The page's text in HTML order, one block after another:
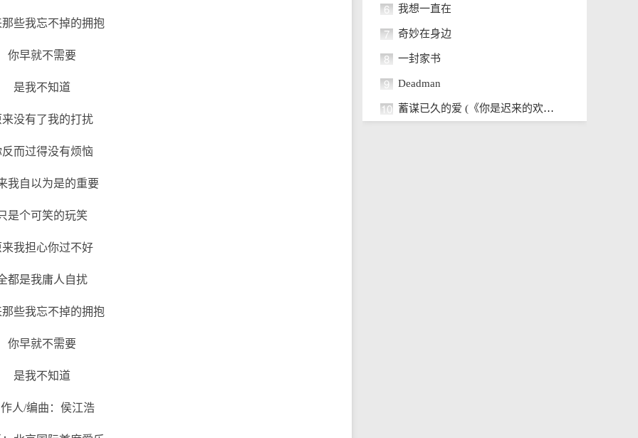
些我忘不掉的拥抱
你早就不需要
是我不知道
来没有了我的打扰
反而过得没有烦恼
我自以为是的重要
是个可笑的玩笑
来我担心你过不好
都是我庸人自扰
些我忘不掉的拥抱
你早就不需要
是我不知道
人/编曲：侯江浩
6 我想一直在
7 奇妙在身边
8 一封家书
9 Deadman
10 蓄谋已久的爱 (《你是迟来的欢喜》